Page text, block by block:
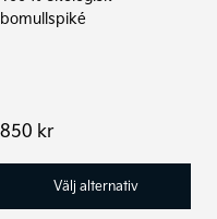
bomullspiké
850 kr
Välj alternativ
olika
väljas
på
produktsidan